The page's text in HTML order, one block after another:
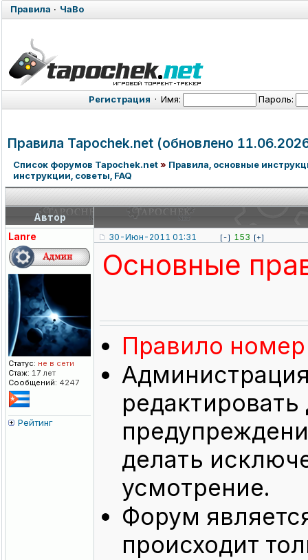
Правила · ЧаВо
Регистрация · Имя: Пароль:
Правила Tapochek.net (обновлено
Список форумов Tapochek.net» Правила, основные
инструкции, советы, FAQ
Автор
Lanre
Статус: не в сети
Стаж: 17 лет
Сообщений: 4247
Рейтинг
30-Июн-2011 01:31 [-] 153 [+]
Основные
Правило
делать
усмотрение.
Форум
происходит